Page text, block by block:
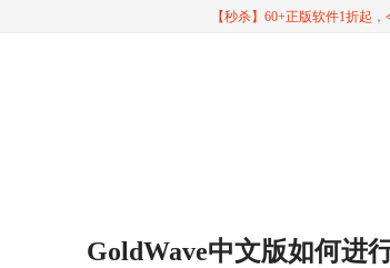
【秒杀】60+正版软件1折起，
GoldWave中文版如何进